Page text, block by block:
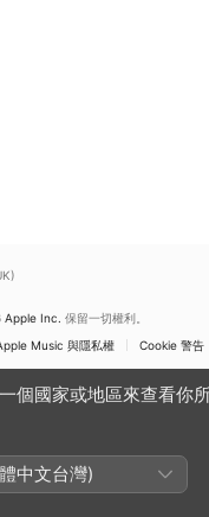
Apple Inc. 保留一切權利。
Music 與隱私權 Cookie 警告
個國家或地區來查看你
中文台灣)